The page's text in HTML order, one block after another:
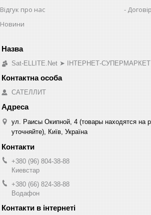
Відгук про нас
Новини
Sat-ELLITE.Net ➤ ІНТЕРНЕТ-СУПЕРМАРКЕТ
САТЕЛЛИТ
ул. Раисы Окипной, 4 (товары находятся на
уточняйте), Київ, Україна
+380 (96) 804-38-88
Киевстар
+380 (66) 824-38-88
Водафон